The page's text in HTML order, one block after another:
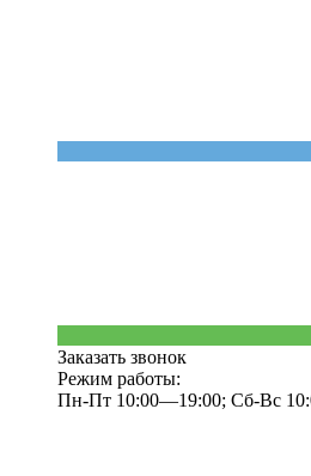
Заказать звонок
Режим работы:
Пн-Пт 10:00—19:00; Сб-Вс